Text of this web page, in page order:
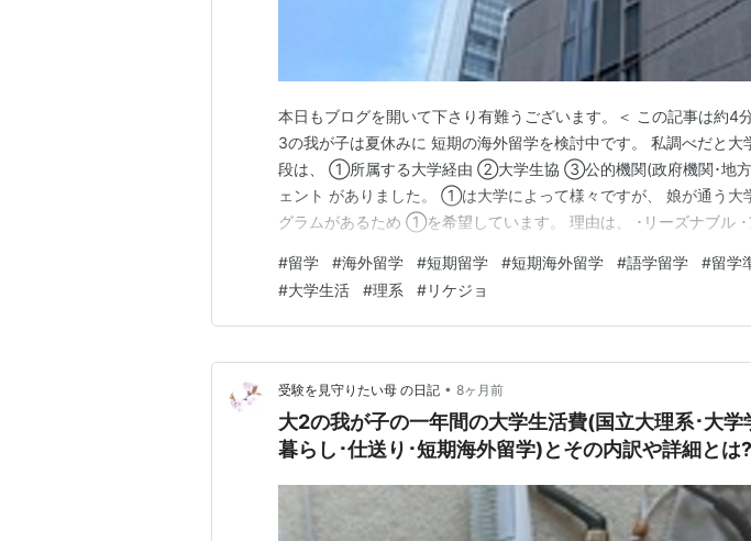
本日もブログを開いて下さり有難うございます。＜ この記事は約4
3の我が子は夏休みに 短期の海外留学を検討中です。 私調べだと大
段は、 ①所属する大学経由 ②大学生協 ③公的機関(政府機関･地
ェント がありました。 ①は大学によって様々ですが、 娘が通う大
グラムがあるため ①を希望しています。 理由は、 ･リーズナブル ･
っている ･安全面に安心感 ･語学留学に収まらない ･留学先の学生と
大学の授…
#留学 #海外留学 #短期留学 #短期海外留学 #語学留学 #留学
#大学生活 #理系 #リケジョ
受験を見守りたい母 の日記 • 8ヶ月前
大2の我が子の一年間の大学生活費(国立大理系･大学
暮らし･仕送り･短期海外留学)とその内訳や詳細とは?